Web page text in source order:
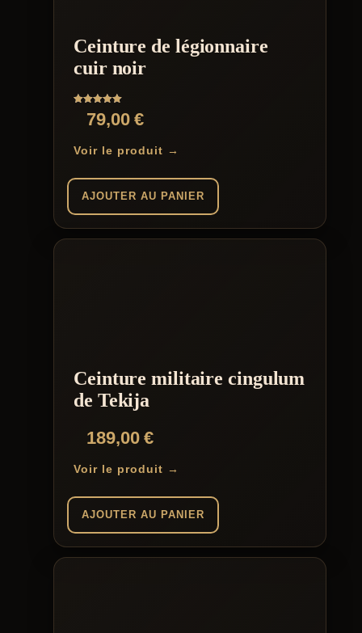
Ceinture de légionnaire
cuir noir
Note
5.0079,00€
Voir le produit →
AJOUTER AU PANIER
Ceinture militaire cingulum
de Tekija
189,00€
Voir le produit →
AJOUTER AU PANIER